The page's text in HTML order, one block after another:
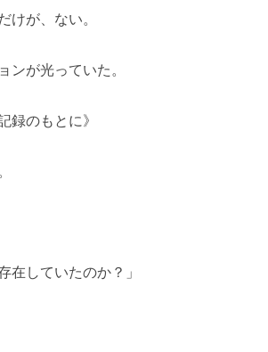
けが、ない。
ンが光っていた。
録のもとに》
在していたのか？」